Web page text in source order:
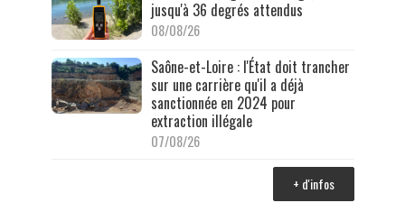
jusqu'à 36 degrés attendus
08/08/26
Saône-et-Loire : l'État doit trancher
sur une carrière qu'il a déjà
sanctionnée en 2024 pour
extraction illégale
07/08/26
+ d'infos